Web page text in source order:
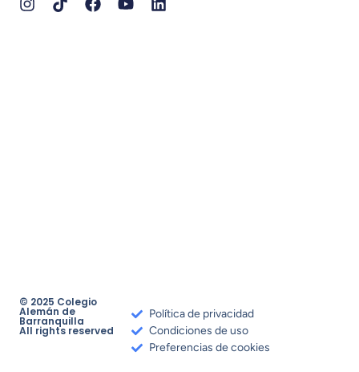
© 2025 Colegio
Alemán de
Barranquilla
All rights reserved
Política de privacidad
Condiciones de uso
Preferencias de cookies